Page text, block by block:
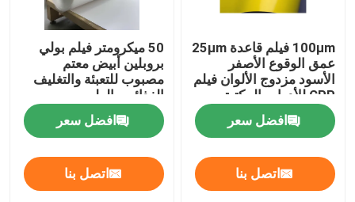
100μm فيلم قاعدة 25μm
عمق الوقوع الأصفر
الأسود مزدوج الألوان فيلم
CPP للأدوات المكتبة
الممتازة والتغليف
الصناعيافضل سعر
اتصل بنا
50 ميكرومتر فيلم بولي
بروبلين أبيض معتم
مصبوب للتعبئة والتغليف
الغذائي والطبي
افضل سعر
اتصل بنا